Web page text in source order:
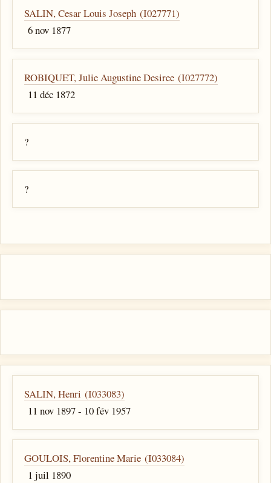
SALIN, Cesar Louis Joseph (I027771)
6 nov 1877
ROBIQUET, Julie Augustine Desiree (I027772)
11 déc 1872
?
?
SALIN, Henri (I033083)
11 nov 1897 - 10 fév 1957
GOULOIS, Florentine Marie (I033084)
1 juil 1890